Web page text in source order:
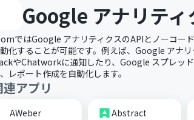
Google アナリティ
ではGoogle アナリティクスのAPIとノーコー
化することが可能です。例えば、Google アナ
やChatworkに通知したり、Google スプレッ
レポート作成を自動化します。
連アプリ
AWeber Abstract